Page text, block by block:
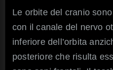
Le orbite del cranio
con il canale del nervo
inferiore dell’orbita
posteriore che risulta